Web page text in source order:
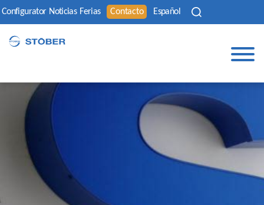
Configurator Noticias Ferias Contacto Español